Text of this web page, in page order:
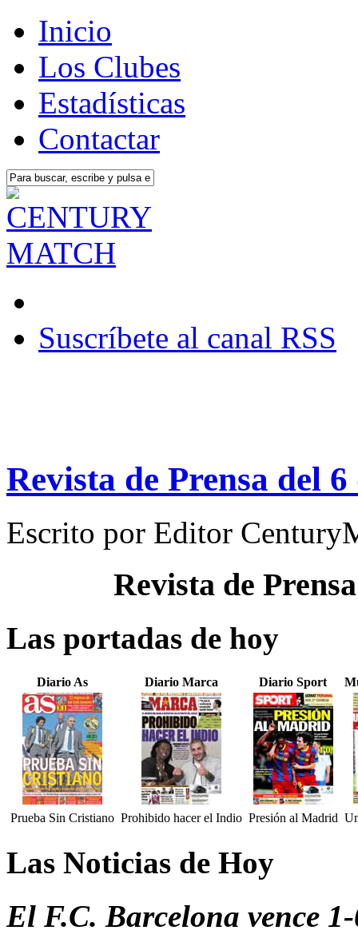
Inicio
Los Clubes
Estadísticas
Contactar
Suscríbete al canal RSS
Revista de Prensa del
Escrito por Editor
Revista de
Las portadas de hoy
Diario As Diario Marca Diario Sport
Prueba Sin Cristiano Prohibido hacer el Indio Presión al Madrid
Las Noticias de Hoy
El F.C. Barcelona vence